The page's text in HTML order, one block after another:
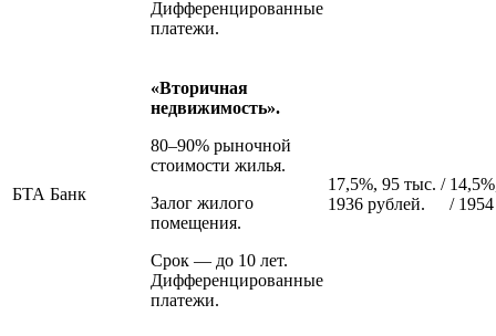
Дифференцированные
платежи.
БТА Банк
«Вторичная
недвижимость».
80–90% рыночной
стоимости жилья.
Залог жилого
помещения.
Срок — до 10 лет.
Дифференцированные
платежи.
17,5%, 95 тыс. /
1936 рублей.
/